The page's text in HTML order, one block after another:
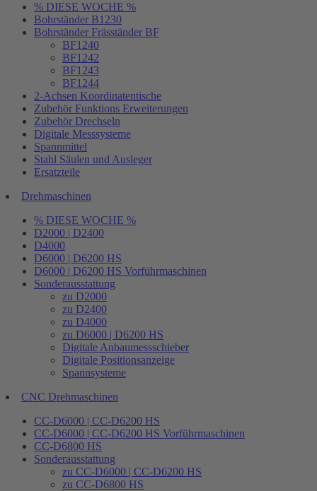
% DIESE WOCHE %
Bohrständer B1230
Bohrständer Fräsständer BF
BF1240
BF1242
BF1243
BF1244
2-Achsen Koordinatentische
Zubehör Funktions Erweiterungen
Zubehör Drechseln
Digitale Messsysteme
Spannmittel
Stahl Säulen und Ausleger
Ersatzteile
Drehmaschinen
% DIESE WOCHE %
D2000 | D2400
D4000
D6000 | D6200 HS
D6000 | D6200 HS Vorführmaschinen
Sonderausstattung
zu D2000
zu D2400
zu D4000
zu D6000 | D6200 HS
Digitale Anbaumessschieber
Digitale Positionsanzeige
Spannsysteme
CNC Drehmaschinen
CC-D6000 | CC-D6200 HS
CC-D6000 | CC-D6200 HS Vorführmaschinen
CC-D6800 HS
Sonderausstattung
zu CC-D6000 | CC-D6200 HS
zu CC-D6800 HS